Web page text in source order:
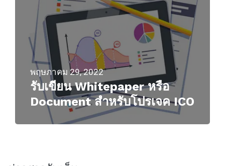
พฤษภาคม 29, 2022
รับเขียน Whitepaper หรือ
Document สำหรับโปรเจค ICO